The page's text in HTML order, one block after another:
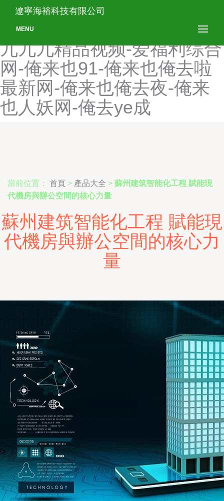
爱福利AV-爱福利导航-爱福
利精品国产一区二区-爱福利
九九九精品视频-爱福利综合
网-俺来也91-俺来也俺去啦
最新网-俺来也俺去夜-俺来
也人妖网-俺去ye成
遼寧海裕科技有限公司
MENU
當前位置： 首頁 > 產品大全 > 蘇州建筑智能化工程 賦能現
代機房與辦公空間的核心力量
蘇州建筑智能化工程 賦能現
代機房與辦公空間的核心力
量